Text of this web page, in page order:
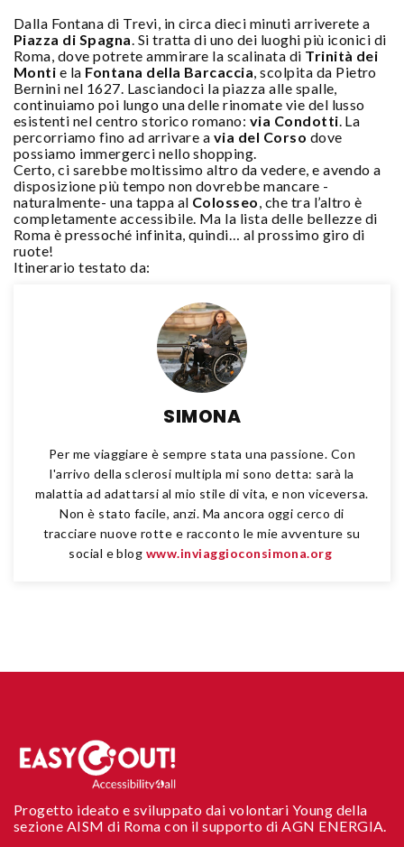
Dalla Fontana di Trevi, in circa dieci minuti arriverete a
Piazza di Spagna . Si tratta di uno dei luoghi più iconici di
Roma, dove potrete ammirare la scalinata di Trinità dei
Monti e la Fontana della Barcaccia , scolpita da Pietro
Bernini nel 1627. Lasciandoci la piazza alle spalle,
continuiamo poi lungo una delle rinomate vie del lusso
esistenti nel centro storico romano: via Condotti . La
percorriamo fino ad arrivare a via del Corso dove
possiamo immergerci nello shopping.
Certo, ci sarebbe moltissimo altro da vedere, e avendo a
disposizione più tempo non dovrebbe mancare -
naturalmente- una tappa al Colosseo , che tra l’altro è
completamente accessibile. Ma la lista delle bellezze di
Roma è pressoché infinita, quindi… al prossimo giro di
ruote!
Itinerario testato da:
SIMONA
Per me viaggiare è sempre stata una passione. Con
l'arrivo della sclerosi multipla mi sono detta: sarà la
malattia ad adattarsi al mio stile di vita, e non viceversa.
Non è stato facile, anzi. Ma ancora oggi cerco di
tracciare nuove rotte e racconto le mie avventure su
social e blog www.inviaggioconsimona.org
Progetto ideato e sviluppato dai volontari Young della
sezione AISM di Roma con il supporto di AGN ENERGIA.